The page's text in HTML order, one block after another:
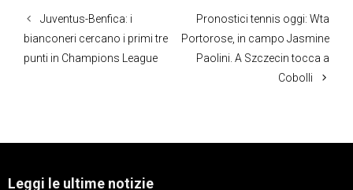
Juventus-Benfica: i
bianconeri cercano i primi tre
punti in Champions League
Pronostici tennis oggi: Wta
Portorose, in campo Jasmine
Paolini. A Szczecin tocca a
Cobolli
Leggi le ultime notizie